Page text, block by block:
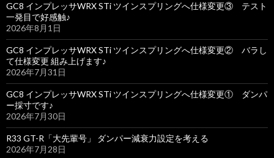
GC8 インプレッサWRX STi ツインスプリングへ仕様変更③ テスト
一発目で好感触♪
2026年8月1日
GC8 インプレッサWRX STi ツインスプリングへ仕様変更② バラし
て仕様変更 組み上げます♪
2026年7月31日
GC8 インプレッサWRX STi ツインスプリングへ仕様変更① ダンパ
ー採寸です♪
2026年7月30日
R33 GT-R「大先輩号」 ダンパー減衰力設定を考える
2026年7月28日